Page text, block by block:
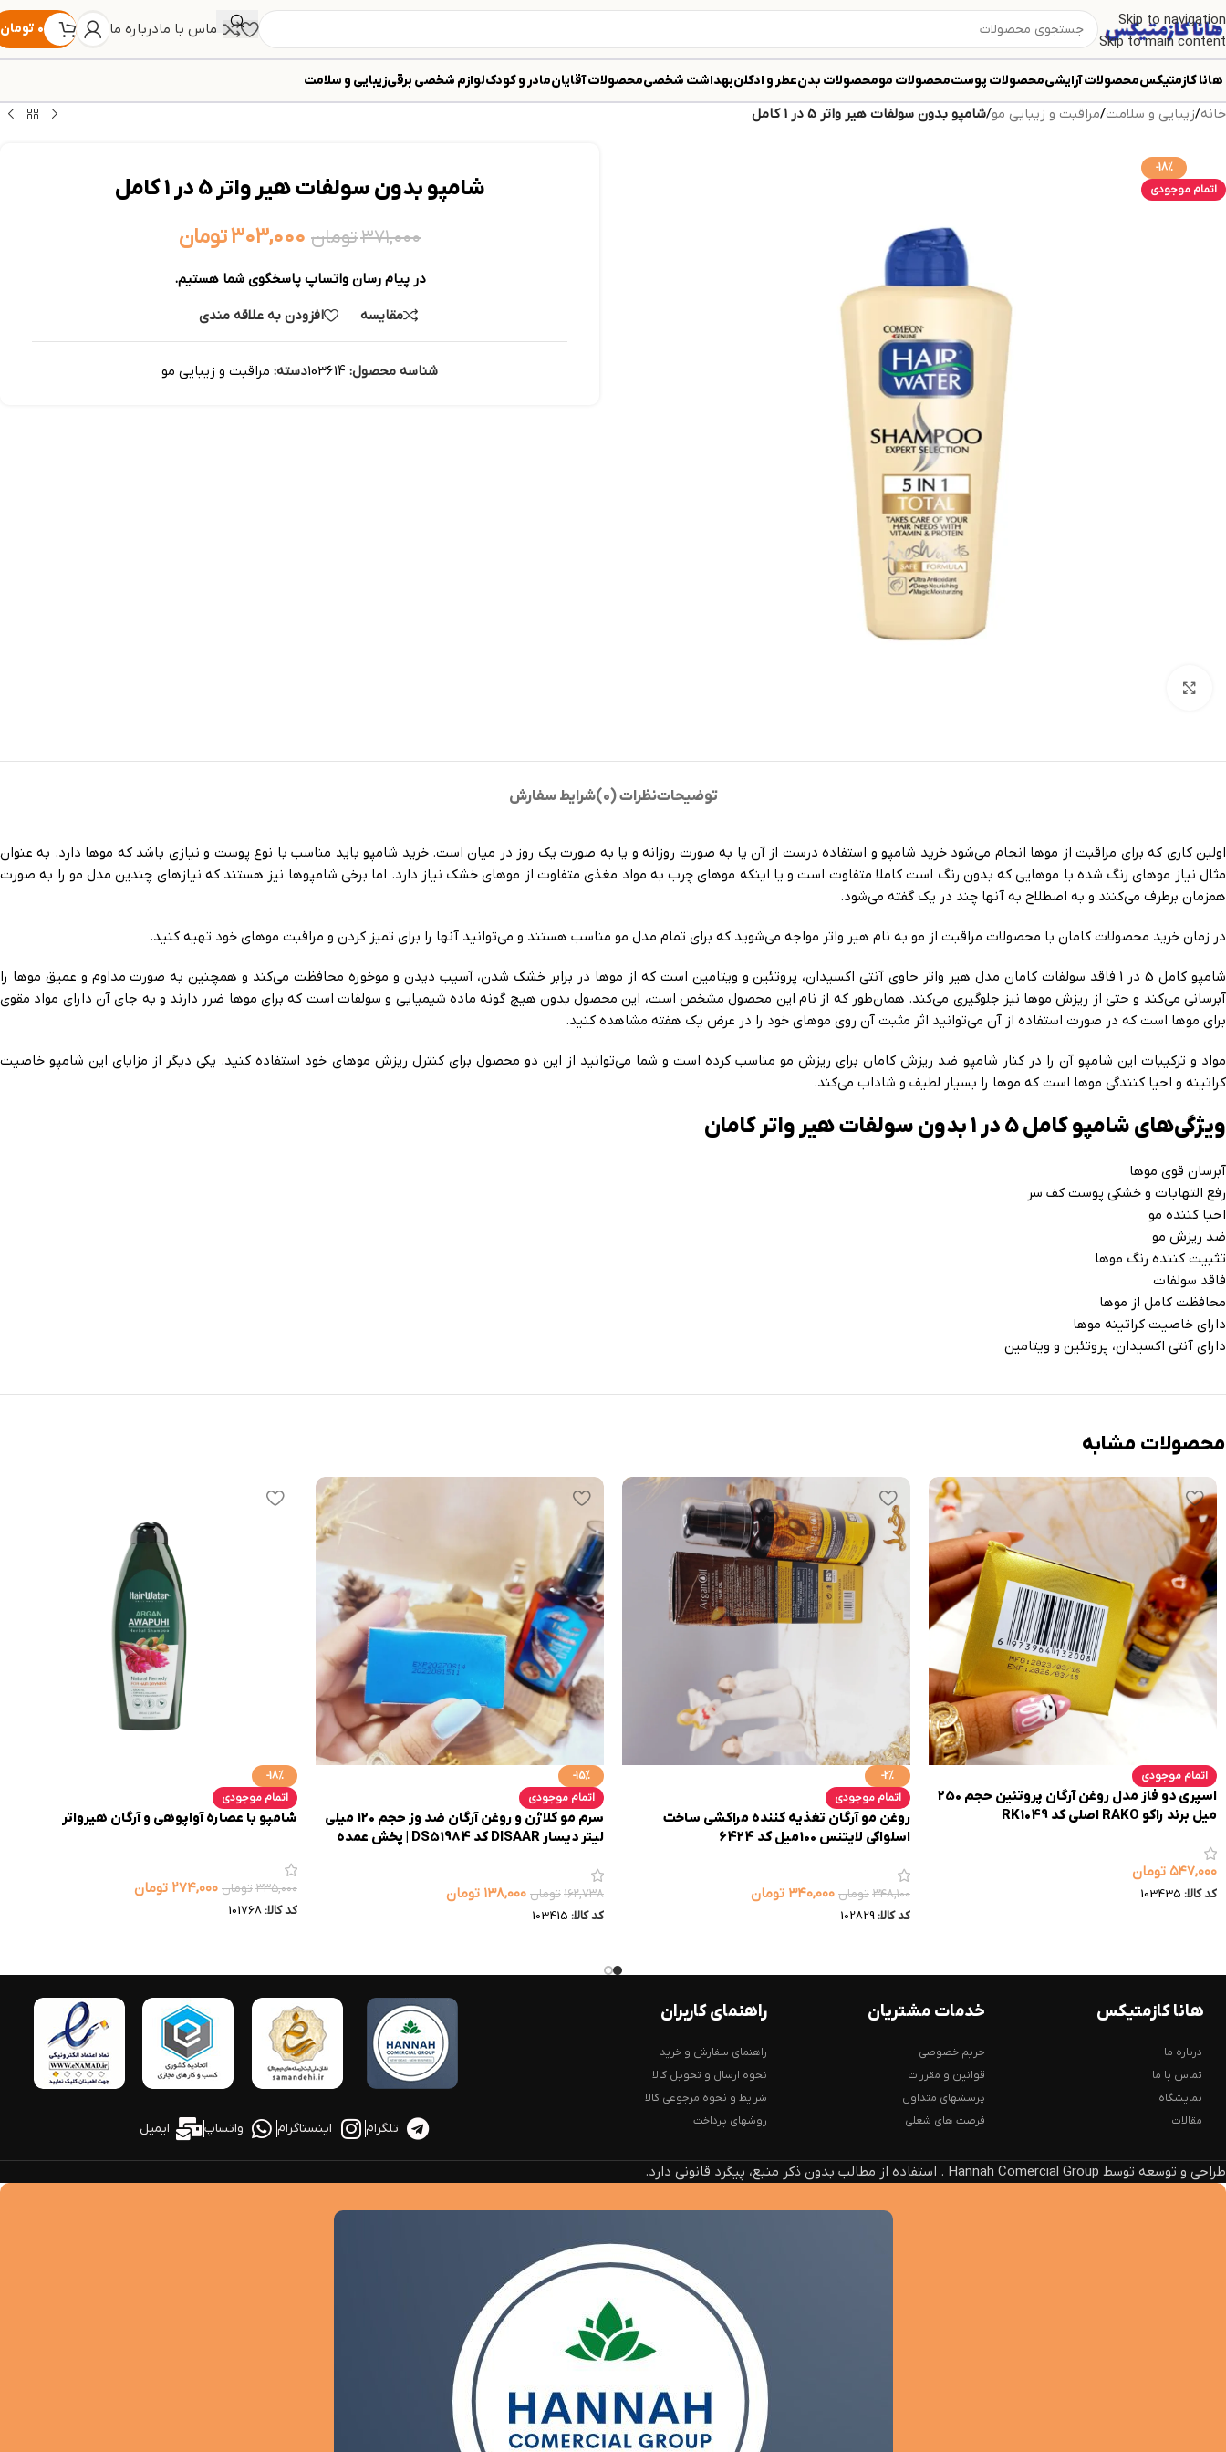
Skip to navigation
Skip to main content
تماس با مادرباره ما ۰ تومان
هانا کازمتیکسمحصولات آرایشیمحصولات پوستمحصولات مومحصولات بدنعطر و ادکلنبهداشت شخصیمحصولات آقایانمادر و کودکلوازم شخصی برقیزیبایی و سلامت
خانه/زیبایی و سلامت/مراقبت و زیبایی مو/شامپو بدون سولفات هیر واتر 5 در 1 کامل
-18%
اتمام موجودی
شامپو بدون سولفات هیر واتر 5 در 1 کامل
۳۷۱,۰۰۰تومان ۳۰۳,۰۰۰تومان
در پیام رسان واتساپ پاسخگوی شما هستیم.
مقایسه
افزودن به علاقه مندی
شناسه محصول: 103614دسته: مراقبت و زیبایی مو
توضیحاتنظرات (0) شرایط سفارش
اولین کاری که برای مراقبت از موها انجام می‌شود خرید شامپو و استفاده درست از آن یا به صورت روزانه و یا به صورت یک روز در میان است. خرید شامپو باید مناسب با نوع پوست و نیازی باشد که موها دارد. به عنوان
مثال نیاز موهای رنگ شده با موهایی که بدون رنگ است کاملا متفاوت است و یا اینکه موهای چرب به مواد مغذی متفاوت از موهای خشک نیاز دارد. اما برخی شامپوها نیز هستند که نیازهای چندین مدل مو را به صورت
همزمان برطرف می‌کنند و به اصطلاح به آنها چند در یک گفته می‌شود.
در زمان خرید محصولات کامان با محصولات مراقبت از مو به نام هیر واتر مواجه می‌شوید که برای تمام مدل مو مناسب هستند و می‌توانید آنها را برای تمیز کردن و مراقبت موهای خود تهیه کنید.
شامپو کامل 5 در 1 فاقد سولفات کامان مدل هير واتر حاوی آنتی اکسیدان، پروتئین و ویتامین است که از موها در برابر خشک شدن، آسیب دیدن و موخوره محافظت می‌کند و همچنین به صورت مداوم و عمیق موها را
آبرسانی می‌کند و حتی از ریزش موها نیز جلوگیری می‌کند. همان‌طور که از نام این محصول مشخص است، این محصول بدون هیچ گونه ماده شیمیایی و سولفات است که برای موها ضرر دارند و به جای آن دارای مواد مقوی
برای موها است که در صورت استفاده از آن می‌توانید اثر مثبت آن روی موهای خود را در عرض یک هفته مشاهده کنید.
مواد و ترکیبات این شامپو آن را در کنار شامپو ضد ریزش کامان برای ریزش مو مناسب کرده است و شما می‌توانید از این دو محصول برای کنترل ریزش موهای خود استفاده کنید. یکی دیگر از مزایای این شامپو خاصیت
کراتینه و احیا کنندگی موها است که موها را بسیار لطیف و شاداب می‌کند.
ویژگی‌های شامپو کامل 5 در 1 بدون سولفات هیر واتر کامان
آبرسان قوی موها
رفع التهابات و خشکی پوست کف سر
احیا کننده مو
ضد ریزش مو
تثبیت کننده رنگ موها
فاقد سولفات
محافظت کامل از موها
دارای خاصیت کراتینه موها
دارای آنتی اکسیدان، پروتئین و ویتامین
محصولات مشابه
اتمام موجودی
اسپری دو فاز مدل روغن آرگان پروتئین حجم 250
میل برند راکو RAKO اصلی کد RK1049
۵۴۷,۰۰۰ تومان
کد کالا: 103435
-2%
اتمام موجودی
روغن مو آرگان تغذیه کننده مراکشی ساخت
اسلواکی لایتنس 100میل کد 6424
۳۴۸,۱۰۰ تومان ۳۴۰,۰۰۰ تومان
کد کالا: 102829
-15%
اتمام موجودی
سرم مو کلاژن و روغن آرگان ضد وز حجم 120 میلی
لیتر دیسار DISAAR کد DS51984 | پخش عمده
۱۶۲,۷۳۸ تومان ۱۳۸,۰۰۰ تومان
کد کالا: 103415
-18%
اتمام موجودی
شامپو با عصاره آواپوهی و آرگان هیرواتر
۳۳۵,۰۰۰ تومان ۲۷۴,۰۰۰ تومان
کد کالا: 101768
هانا کازمتیکس
درباره ما
تماس با ما
نمایشگاه
مقالات
خدمات مشتریان
حریم خصوصی
قوانین و مقررات
پرسشهای متداول
فرصت های شغلی
راهنمای کاربران
راهنمای سفارش و خرید
نحوه ارسال و تحویل کالا
شرایط و نحوه مرجوعی کالا
روشهای پرداخت
تلگرام اینستاگرام واتساپ ایمیل
طراحی و توسعه توسط Hannah Comercial Group . استفاده از مطالب بدون ذکر منبع، پیگرد قانونی دارد.